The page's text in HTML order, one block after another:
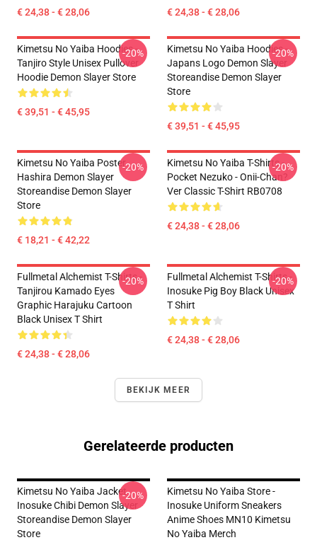
€ 24,38 - € 28,06 € 24,38 - € 28,06
Kimetsu No Yaiba Hoodies -
Tanjiro Style Unisex Pullover
Hoodie Demon Slayer Store
€ 39,51 - € 45,95
-20%
Kimetsu No Yaiba Hoodies -
Japans Logo Demon Slayer
Storeandise Demon Slayer
Store
€ 39,51 - € 45,95
-20%
Kimetsu No Yaiba Poster
Hashira Demon Slayer
Storeandise Demon Slayer
Store
€ 18,21 - € 42,22
-20%
Kimetsu No Yaiba T-Shirts -
Pocket Nezuko - Onii-Chan?
Ver Classic T-Shirt RB0708
€ 24,38 - € 28,06
-20%
Fullmetal Alchemist T-Shirts -
Tanjirou Kamado Eyes
Graphic Harajuku Cartoon
Black Unisex T Shirt
€ 24,38 - € 28,06
-20%
Fullmetal Alchemist T-Shirts -
Inosuke Pig Boy Black Unisex
T Shirt
€ 24,38 - € 28,06
-20%
BEKIJK MEER
Gerelateerde producten
Kimetsu No Yaiba Jacket
Inosuke Chibi Demon Slayer
Storeandise Demon Slayer
Store
-20%
Kimetsu No Yaiba Store -
Inosuke Uniform Sneakers
Anime Shoes MN10 Kimetsu
No Yaiba Merch